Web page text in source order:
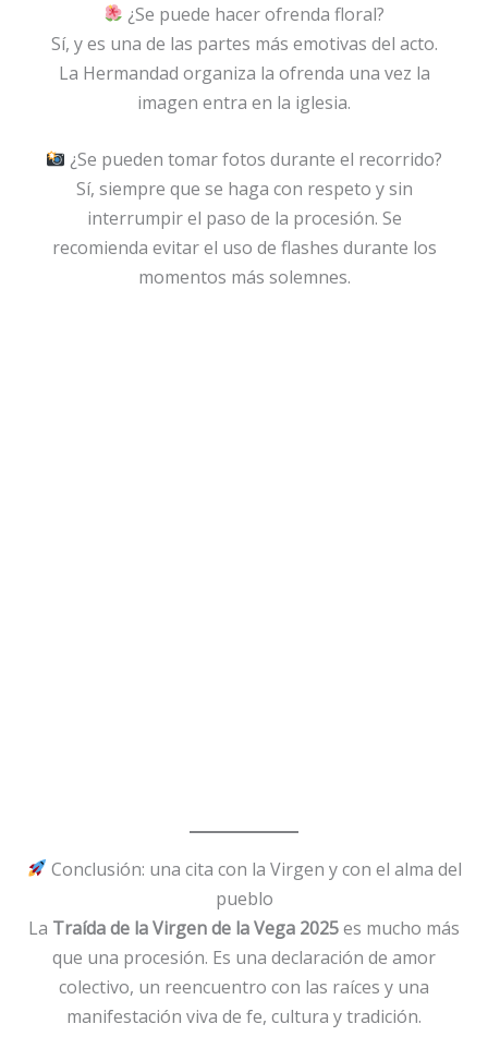
¿Se puede hacer ofrenda floral?
Sí, y es una de las partes más emotivas del acto.
La Hermandad organiza la ofrenda una vez la
imagen entra en la iglesia.
¿Se pueden tomar fotos durante el recorrido?
Sí, siempre que se haga con respeto y sin
interrumpir el paso de la procesión. Se
recomienda evitar el uso de flashes durante los
momentos más solemnes.
Conclusión: una cita con la Virgen y con el alma del
pueblo
La Traída de la Virgen de la Vega 2025es mucho más
que una procesión. Es una declaración de amor
colectivo, un reencuentro con las raíces y una
manifestación viva de fe, cultura y tradición.